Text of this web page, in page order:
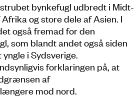
bynkefugl udbredt i Midt-
og store dele af Asien. I
også fremad for den
som blandt andet også siden
i Sydsverige.
forklaringen på, at
af
mod nord.